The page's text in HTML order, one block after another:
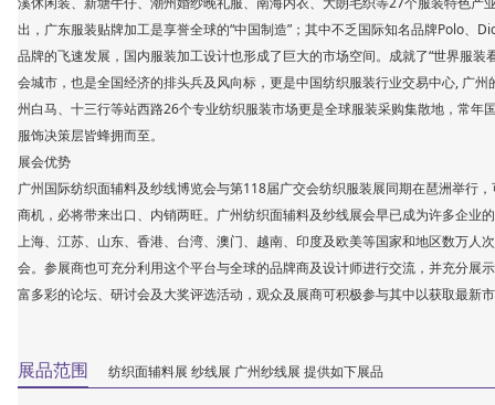
出，广东服装贴牌加工是享誉全球的“中国制造”；其中不乏国际知名品牌Polo、
品牌的飞速发展，国内服装加工设计也形成了巨大的市场空间。成就了“世界服
会城市，也是全国经济的排头兵及风向标，更是中国纺织服装行业交易中心, 广
州白马、十三行等站西路26个专业纺织服装市场更是全球服装采购集散地，常年
服饰决策层皆蜂拥而至。
展会优势
广州国际纺织面辅料及纱线博览会与第118届广交会纺织服装展同期在琶洲举行
商机，必将带来出口、内销两旺。广州纺织面辅料及纱线展会早已成为许多企业
上海、江苏、山东、香港、台湾、澳门、越南、印度及欧美等国家和地区数万人
会。参展商也可充分利用这个平台与全球的品牌商及设计师进行交流，并充分展
富多彩的论坛、研讨会及大奖评选活动，观众及展商可积极参与其中以获取最新
展品范围 纺织面辅料展 纱线展 广州纱线展 提供如下展品